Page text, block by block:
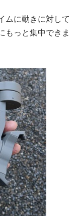
ムに動きに対して
もっと集中できま